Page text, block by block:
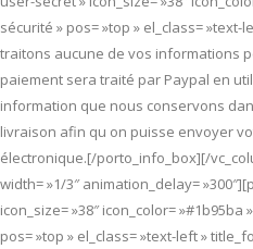
sécurité » pos= »top » el_class= »text-
traitons aucune de vos informations
paiement sera traité par Paypal en
information que nous conservons
livraison afin qu on puisse envoyer
électronique.[/porto_info_box][/
width= »1/3″ animation_delay=
icon_size= »38″ icon_color= »#1b95ba »
pos= »top » el_class= »text-left »